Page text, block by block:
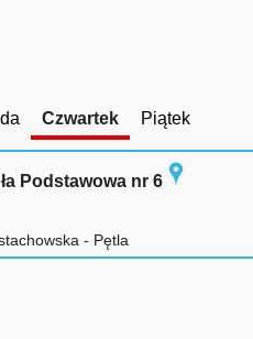
Czwartek Piątek
Podstawowa nr 6
- Pętla